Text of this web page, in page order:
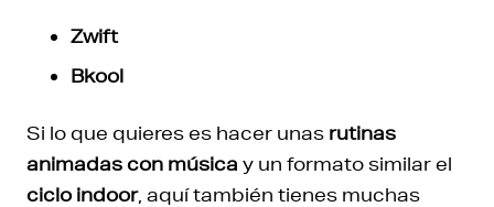
Zwift
Bkool
Si lo que quieres es hacer unas rutinas
animadas con música y un formato similar el
ciclo indoor, aquí también tienes muchas